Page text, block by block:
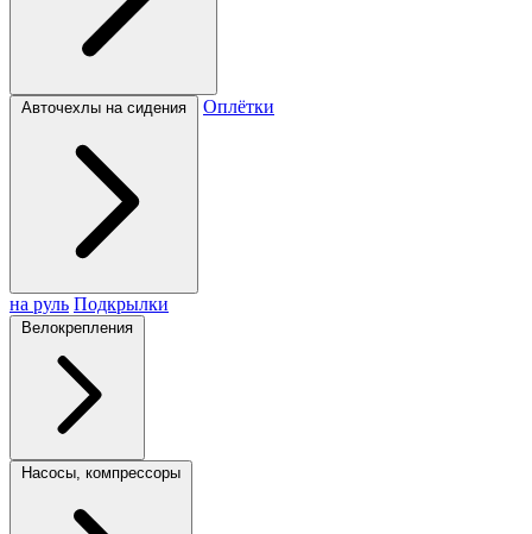
Авточехлы на сидения Оплётки
на руль Подкрылки
Велокрепления
Насосы, компрессоры